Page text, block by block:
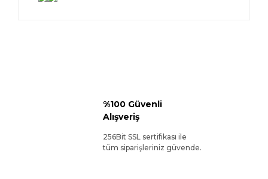
%100 Güvenli
Alışveriş
256Bit SSL sertifikası ile
tüm siparişleriniz güvende.